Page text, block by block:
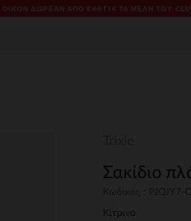
ΔΩΡΕΑΝ ΑΠΌ €60 ΓΙΑ ΤΑ ΜΈΛΗ ΤΟΥ
Σακίδιο
Κίτρινο